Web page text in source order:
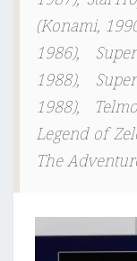
(Konami,
1986),
1988),
1988),
Legend of
The